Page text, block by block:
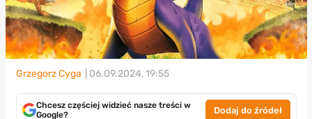
Grzegorz Cyga | 06.09.2024, 19:55
Chcesz częściej widzieć nasze treści w
Google?
Dodaj do źródeł